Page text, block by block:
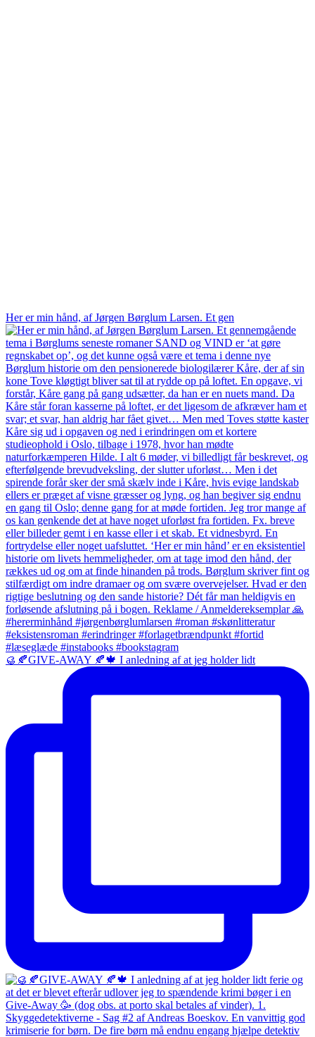
Her er min hånd, af Jørgen Børglum Larsen. Et gen
🥮🍂GIVE-AWAY 🍂🍁 I anledning af at jeg holder lidt